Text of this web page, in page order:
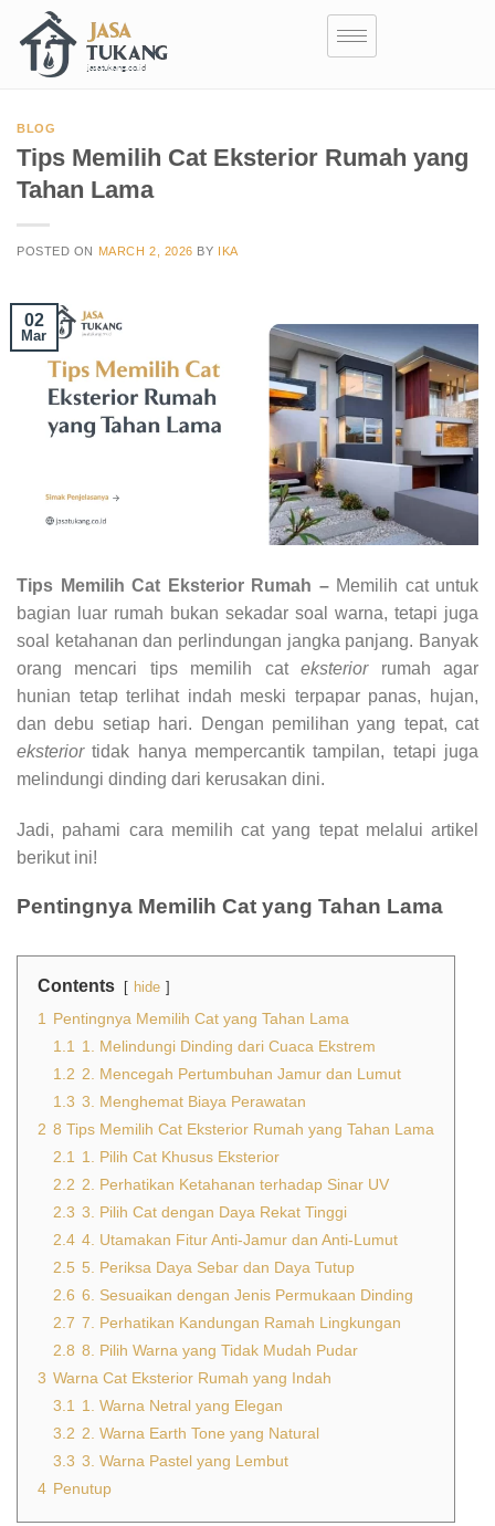
BLOG
Tips Memilih Cat Eksterior Rumah yang
Tahan Lama
POSTED ON MARCH 2, 2026 BY IKA
02
Mar
Tips Memilih Cat Eksterior Rumah –Memilih cat untuk
bagian luar rumah bukan sekadar soal warna, tetapi juga
soal ketahanan dan perlindungan jangka panjang. Banyak
orang mencari tips memilih cateksteriorrumah agar
hunian tetap terlihat indah meski terpapar panas, hujan,
dan debu setiap hari. Dengan pemilihan yang tepat, cat
eksteriortidak hanya mempercantik tampilan, tetapi juga
melindungi dinding dari kerusakan dini.
Jadi, pahami cara memilih cat yang tepat melalui artikel
berikut ini!
Pentingnya Memilih Cat yang Tahan Lama
Contents hide
1 Pentingnya Memilih Cat yang Tahan Lama
1.1 1. Melindungi Dinding dari Cuaca Ekstrem
1.2 2. Mencegah Pertumbuhan Jamur dan Lumut
1.3 3. Menghemat Biaya Perawatan
2 8 Tips Memilih Cat Eksterior Rumah yang Tahan Lama
2.1 1. Pilih Cat Khusus Eksterior
2.2 2. Perhatikan Ketahanan terhadap Sinar UV
2.3 3. Pilih Cat dengan Daya Rekat Tinggi
2.4 4. Utamakan Fitur Anti-Jamur dan Anti-Lumut
2.5 5. Periksa Daya Sebar dan Daya Tutup
2.6 6. Sesuaikan dengan Jenis Permukaan Dinding
2.7 7. Perhatikan Kandungan Ramah Lingkungan
2.8 8. Pilih Warna yang Tidak Mudah Pudar
3 Warna Cat Eksterior Rumah yang Indah
3.1 1. Warna Netral yang Elegan
3.2 2. Warna Earth Tone yang Natural
3.3 3. Warna Pastel yang Lembut
4 Penutup